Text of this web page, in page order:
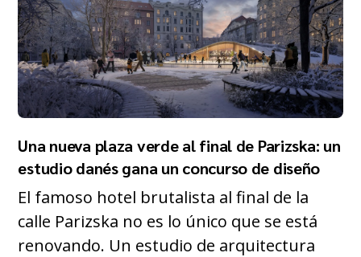
Una nueva plaza verde al final de Parizska: un
estudio danés gana un concurso de diseño
El famoso hotel brutalista al final de la
calle Parizska no es lo único que se está
renovando. Un estudio de arquitectura